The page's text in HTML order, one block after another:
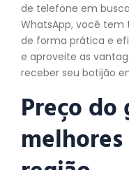
de telefone em
WhatsApp, você
de forma prática e
e aproveite as
receber seu botijão
Preço do